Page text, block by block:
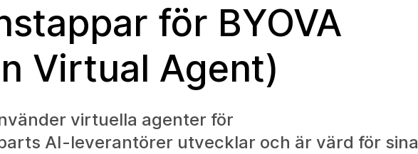
för BYOVA
Virtual Agent)
virtuella agenter för
AI-leverantörer utvecklar och är värd för sina